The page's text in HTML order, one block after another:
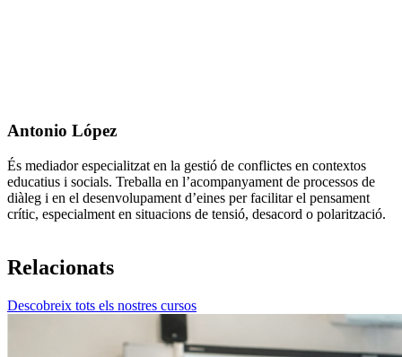
Antonio López
És mediador especialitzat en la gestió de conflictes en contextos
educatius i socials. Treballa en l’acompanyament de processos de
diàleg i en el desenvolupament d’eines per facilitar el pensament
crític, especialment en situacions de tensió, desacord o polarització.
Relacionats
Descobreix tots els nostres cursos